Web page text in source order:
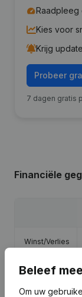
Kies voor
Krijg
Probeer
7 dagen gratis
Financiële
Winst/Verlies
Eigen
Beleef
Om uw